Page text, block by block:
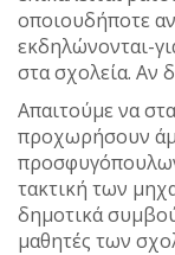
οποιουδήποτε
εκδηλώνονται-
στα σχολεία. Αν
Απαιτούμε να
προχωρήσουν
τακτική των
δημοτικά
μαθητές των